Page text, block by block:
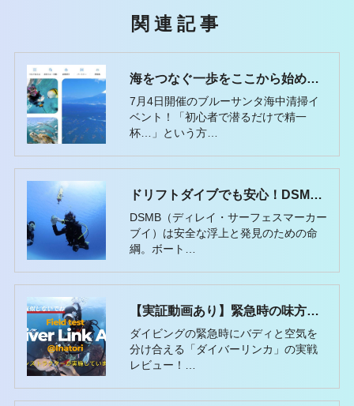
関連記事
海をつなぐ一歩をここから始めませんか？
7月4日開催のブルーサンタ海中清掃イ
ベント！「初心者で潜るだけで精一
杯…」という方…
ドリフトダイブでも安心！DSMBスペシャルティで安全力アップ
DSMB（ディレイ・サーフェスマーカー
ブイ）は安全な浮上と発見のための命
綱。ボート…
【実証動画あり】緊急時の味方！ダイバーリンカを海中で実際に試してみた
ダイビングの緊急時にバディと空気を
分け合える「ダイバーリンカ」の実戦
レビュー！…